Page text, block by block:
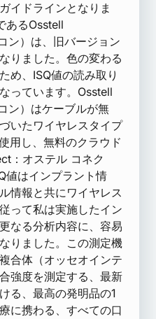
イドラインとなりま
あるOsstell
ン）は、旧バージョン
りました。色の変わる
め、ISQ値の読み取り
っています。Osstell
ン）はケーブルが無
いたワイヤレスタイプ
用し、無料のクラウド
：オステル コネク
値はインプラント情
情報と共にワイヤレス
って私は実施したイン
なる分析内容に、容易
りました。この測定機
合体（オッセオインテ
強度を測定する、最新
る、最高の発明品の1
に携わる、すべての口